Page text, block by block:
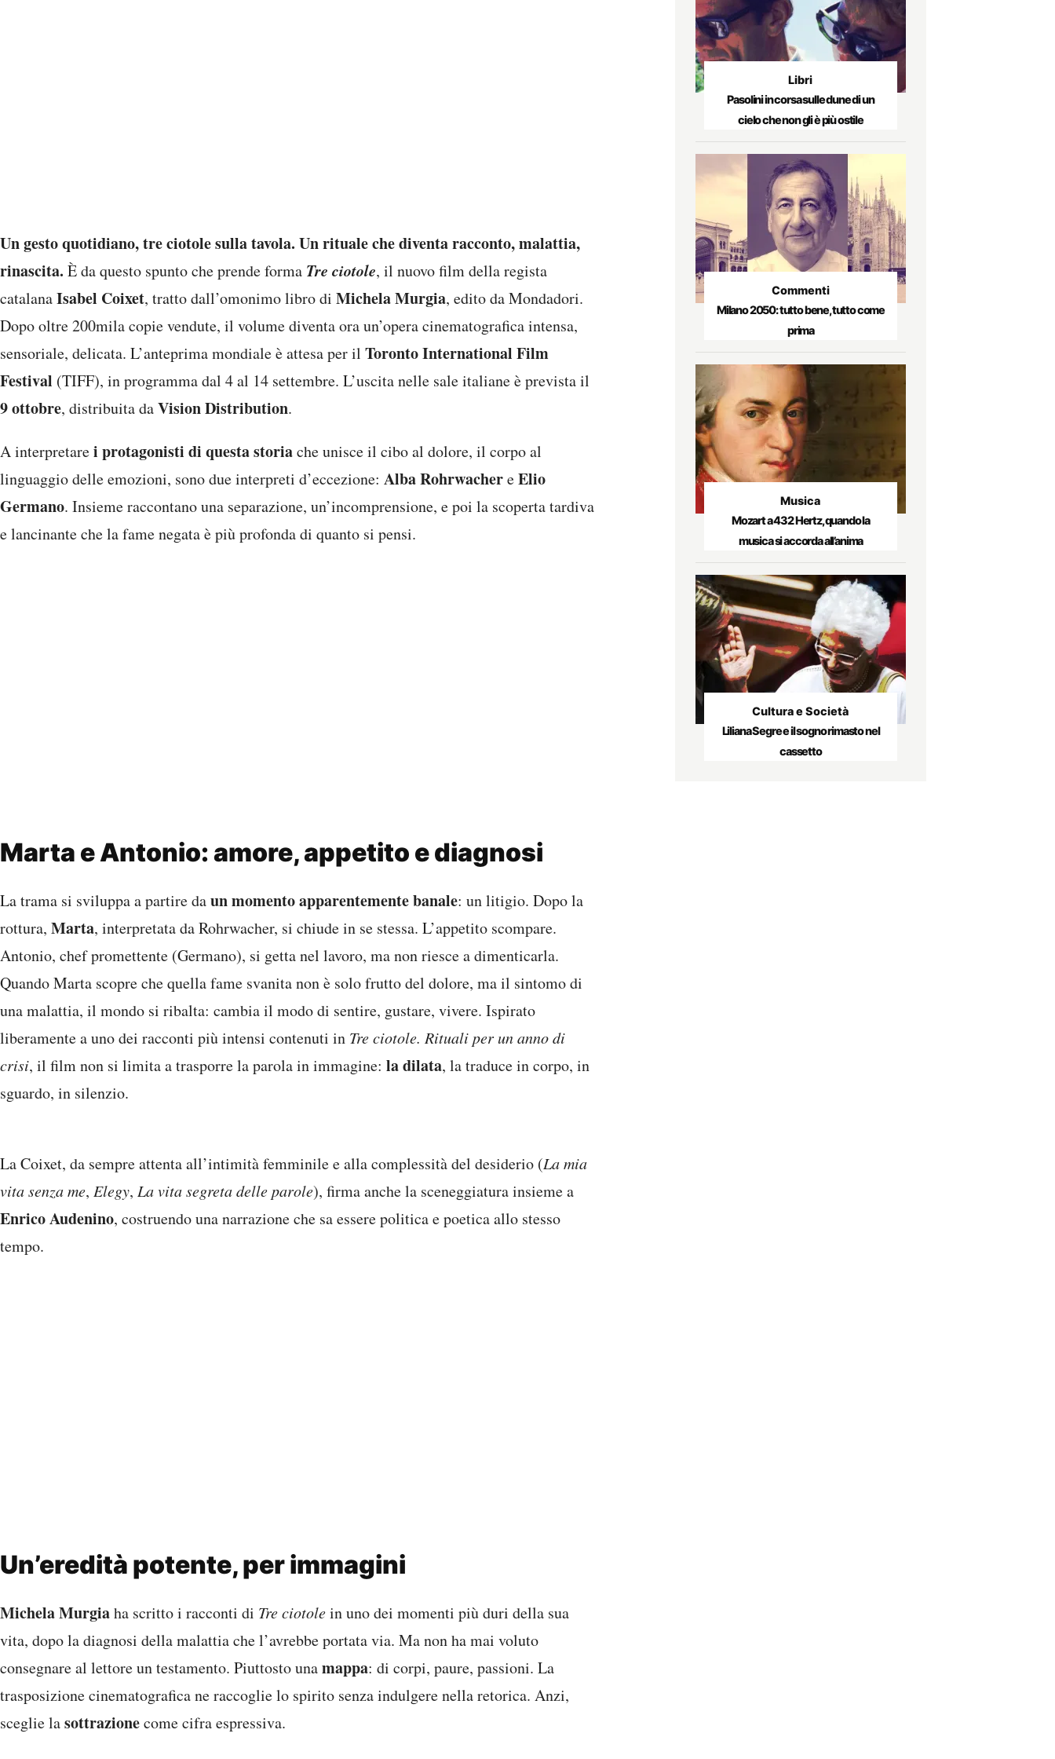
Un gesto quotidiano, tre ciotole sulla tavola. Un rituale che diventa racconto, malattia,
rinascita. È da questo spunto che prende forma Tre ciotole, il nuovo film della regista
catalanaIsabel Coixet, tratto dall’omonimo libro di Michela Murgia, edito da Mondadori.
Dopo oltre 200mila copie vendute, il volume diventa ora un’opera cinematografica intensa,
sensoriale, delicata. L’anteprima mondiale è attesa per il Toronto International Film
Festival (TIFF), in programma dal 4 al 14 settembre. L’uscita nelle sale italiane è prevista il
9 ottobre, distribuita daVision Distribution.
A interpretarei protagonisti di questa storiache unisce il cibo al dolore, il corpo al
linguaggio delle emozioni, sono due interpreti d’eccezione: Alba RohrwachereElio
Germano. Insieme raccontano una separazione, un’incomprensione, e poi la scoperta tardiva
e lancinante che la fame negata è più profonda di quanto si pensi.
Marta e Antonio: amore, appetito e diagnosi
La trama si sviluppa a partire daun momento apparentemente banale: un litigio. Dopo la
rottura, Marta, interpretata da Rohrwacher, si chiude in se stessa. L’appetito scompare.
Antonio, chef promettente (Germano), si getta nel lavoro, ma non riesce a dimenticarla.
Quando Marta scopre che quella fame svanita non è solo frutto del dolore, ma il sintomo di
una malattia, il mondo si ribalta: cambia il modo di sentire, gustare, vivere. Ispirato
liberamente a uno dei racconti più intensi contenuti in Tre ciotole. Rituali per un anno di
crisi, il film non si limita a trasporre la parola in immagine: la dilata, la traduce in corpo, in
sguardo, in silenzio.
La Coixet, da sempre attenta all’intimità femminile e alla complessità del desiderio (La mia
vita senza me, Elegy, La vita segreta delle parole), firma anche la sceneggiatura insieme a
Enrico Audenino, costruendo una narrazione che sa essere politica e poetica allo stesso
tempo.
Un’eredità potente, per immagini
Michela Murgiaha scritto i racconti di Tre ciotolein uno dei momenti più duri della sua
vita, dopo la diagnosi della malattia che l’avrebbe portata via. Ma non ha mai voluto
consegnare al lettore un testamento. Piuttosto unamappa: di corpi, paure, passioni. La
trasposizione cinematografica ne raccoglie lo spirito senza indulgere nella retorica. Anzi,
sceglie lasottrazionecome cifra espressiva.
Libri
Pasolini in corsa sulle dune di un
cielo che non gli è più ostile
Commenti
Milano 2050: tutto bene, tutto come
prima
Musica
Mozart a 432 Hertz, quando la
musica si accorda all’anima
Cultura e Società
Liliana Segre e il sogno rimasto nel
cassetto